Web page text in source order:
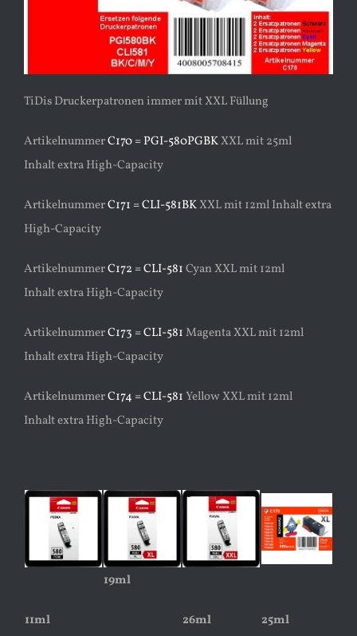
TiDis Druckerpatronen immer mit XXL Füllung
ArtikelnummerC170 = PGI-580PGBKXXL mit 25ml
Inhalt extra High-Capacity
ArtikelnummerC171 = CLI-581BKXXL mit 12ml Inhalt extra
High-Capacity
ArtikelnummerC172 = CLI-581Cyan XXL mit 12ml
Inhalt extra High-Capacity
ArtikelnummerC173 = CLI-581Magenta XXL mit 12ml
Inhalt extra High-Capacity
ArtikelnummerC174 = CLI-581Yellow XXL mit 12ml
Inhalt extra High-Capacity
11ml
19ml
26ml 25ml